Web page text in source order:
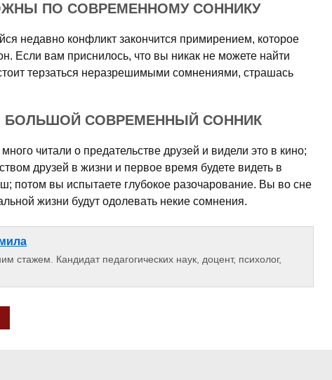
ПО СОВРЕМЕННОМУ СОННИКУ
недавно конфликт закончится примирением, которое
Если вам приснилось, что вы никак не можете найти
терзаться неразрешимыми сомнениями, страшась
БОЛЬШОЙ СОВРЕМЕННЫЙ СОННИК
читали о предательстве друзей и видели это в кино;
друзей в жизни и первое время будете видеть в
потом вы испытаете глубокое разочарование. Вы во сне
жизни будут одолевать некие сомнения.
стажем. Кандидат педагогических наук, доцент, психолог,